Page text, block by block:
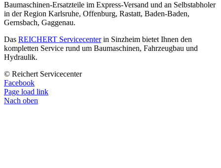
Baumaschinen-Ersatzteile im Express-Versand und an Selbstabholer
in der Region Karlsruhe, Offenburg, Rastatt, Baden-Baden,
Gernsbach, Gaggenau.
Das REICHERT Servicecenterin Sinzheim bietet Ihnen den
kompletten Service rund um Baumaschinen, Fahrzeugbau und
Hydraulik.
© Reichert Servicecenter
Facebook
Page load link
Nach oben